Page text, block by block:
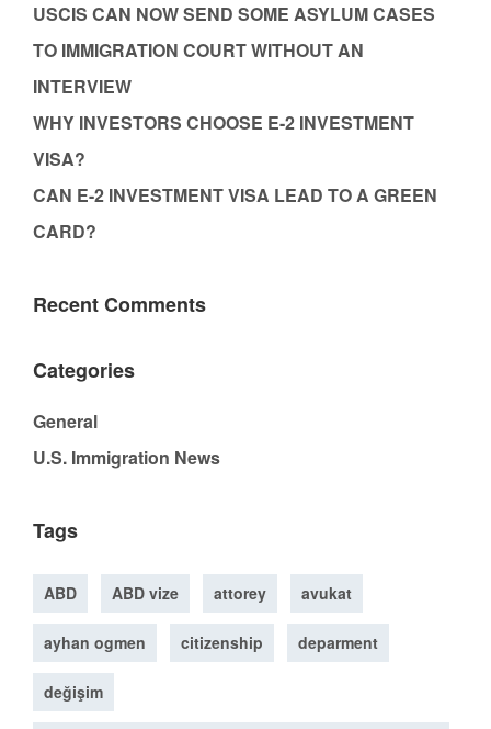
USCIS CAN NOW SEND SOME ASYLUM CASES
TO IMMIGRATION COURT WITHOUT AN
INTERVIEW
WHY INVESTORS CHOOSE E-2 INVESTMENT
VISA?
CAN E-2 INVESTMENT VISA LEAD TO A GREEN
CARD?
Recent Comments
Categories
General
U.S. Immigration News
Tags
ABD ABD vize attorey avukat
ayhan ogmen citizenship deparment
değişim